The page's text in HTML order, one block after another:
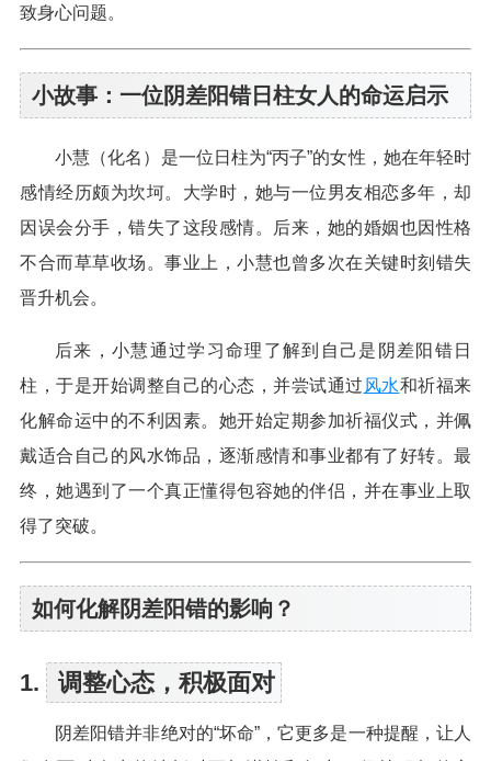
致身心问题。
小故事：一位阴差阳错日柱女人的命运启示
小慧（化名）是一位日柱为“丙子”的女性，她在年轻时
感情经历颇为坎坷。大学时，她与一位男友相恋多年，却
因误会分手，错失了这段感情。后来，她的婚姻也因性格
不合而草草收场。事业上，小慧也曾多次在关键时刻错失
晋升机会。
后来，小慧通过学习命理了解到自己是阴差阳错日
柱，于是开始调整自己的心态，并尝试通过 风水和祈福来
化解命运中的不利因素。她开始定期参加祈福仪式，并佩
戴适合自己的风水饰品，逐渐感情和事业都有了好转。最
终，她遇到了一个真正懂得包容她的伴侣，并在事业上取
得了突破。
如何化解阴差阳错的影响？
1. 调整心态，积极面对
阴差阳错并非绝对的“坏命”，它更多是一种提醒，让人